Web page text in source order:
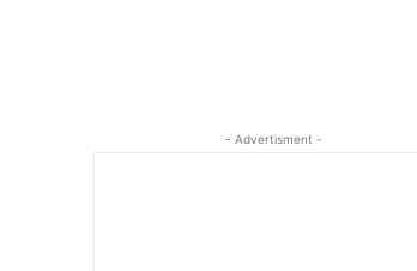
- Advertisment -